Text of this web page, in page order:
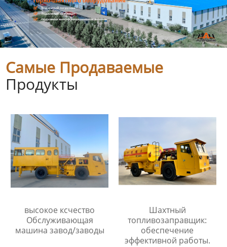
Самые Продаваемые
Продукты
высокое ксчество
Обслуживающая
машина завод/заводы
Шахтный
топливозаправщик:
обеспечение
эффективной работы.